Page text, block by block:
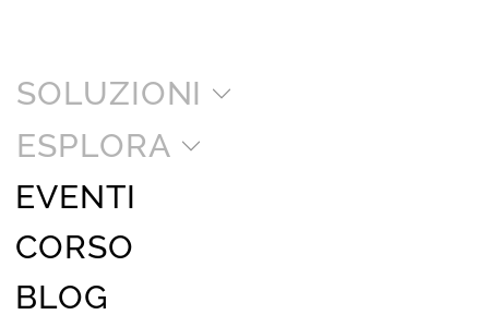
SOLUZIONI
ESPLORA
EVENTI
CORSO
BLOG